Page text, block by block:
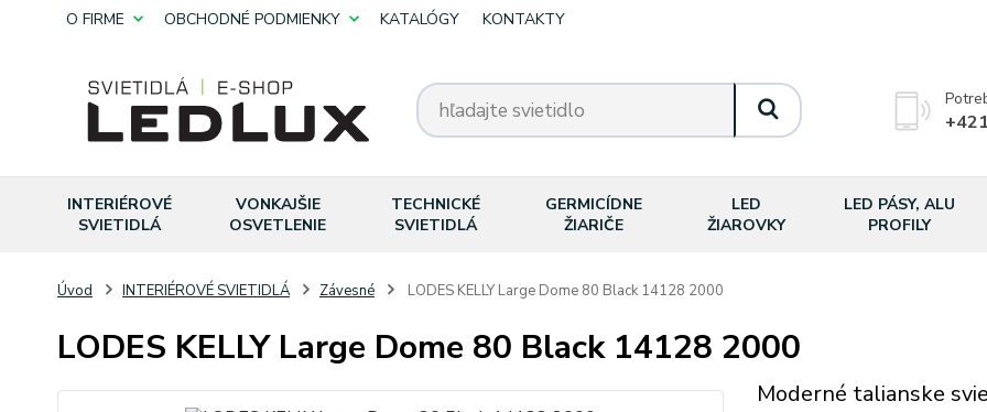
O FIRME OBCHODNÉ PODMIENKY KATALÓGY KONTAKTY
INTERIÉROVÉ
SVIETIDLÁ
VONKAJŠIE
OSVETLENIE
TECHNICKÉ
SVIETIDLÁ
GERMICÍDNE
ŽIARIČE
LED
ŽIAROVKY
LED PÁSY, ALU
PROFILY
Úvod INTERIÉROVÉ SVIETIDLÁ Závesné LODES KELLY Large Dome 80 Black 14128 2000
LODES KELLY Large Dome 80 Black 14128 2000
Moderné talianske